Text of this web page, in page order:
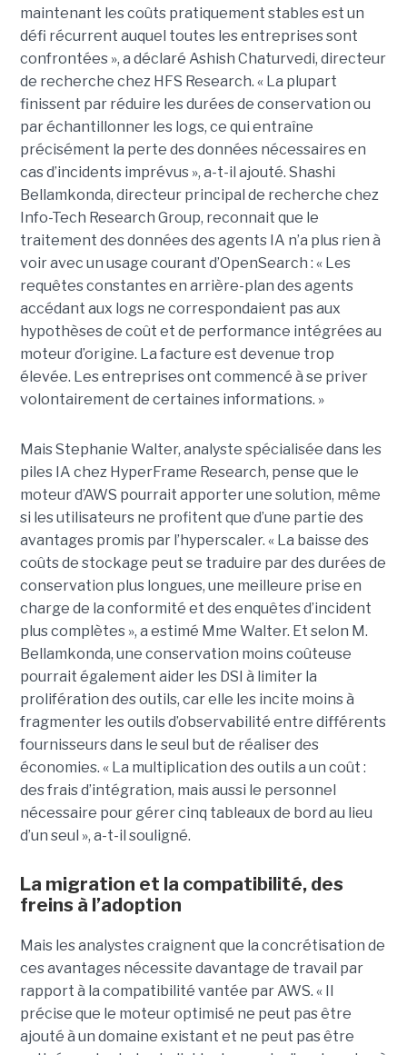
maintenant les coûts pratiquement stables est un
défi récurrent auquel toutes les entreprises sont
confrontées », a déclaré Ashish Chaturvedi, directeur
de recherche chez HFS Research. « La plupart
finissent par réduire les durées de conservation ou
par échantillonner les logs, ce qui entraîne
précisément la perte des données nécessaires en
cas d’incidents imprévus », a-t-il ajouté. Shashi
Bellamkonda, directeur principal de recherche chez
Info-Tech Research Group, reconnait que le
traitement des données des agents IA n’a plus rien à
voir avec un usage courant d’OpenSearch : « Les
requêtes constantes en arrière-plan des agents
accédant aux logs ne correspondaient pas aux
hypothèses de coût et de performance intégrées au
moteur d’origine. La facture est devenue trop
élevée. Les entreprises ont commencé à se priver
volontairement de certaines informations. »
Mais Stephanie Walter, analyste spécialisée dans les
piles IA chez HyperFrame Research, pense que le
moteur d’AWS pourrait apporter une solution, même
si les utilisateurs ne profitent que d’une partie des
avantages promis par l’hyperscaler. « La baisse des
coûts de stockage peut se traduire par des durées de
conservation plus longues, une meilleure prise en
charge de la conformité et des enquêtes d’incident
plus complètes », a estimé Mme Walter. Et selon M.
Bellamkonda, une conservation moins coûteuse
pourrait également aider les DSI à limiter la
prolifération des outils, car elle les incite moins à
fragmenter les outils d’observabilité entre différents
fournisseurs dans le seul but de réaliser des
économies. « La multiplication des outils a un coût :
des frais d’intégration, mais aussi le personnel
nécessaire pour gérer cinq tableaux de bord au lieu
d’un seul », a-t-il souligné.
La migration et la compatibilité, des
freins à l’adoption
Mais les analystes craignent que la concrétisation de
ces avantages nécessite davantage de travail par
rapport à la compatibilité vantée par AWS. « Il
précise que le moteur optimisé ne peut pas être
ajouté à un domaine existant et ne peut pas être